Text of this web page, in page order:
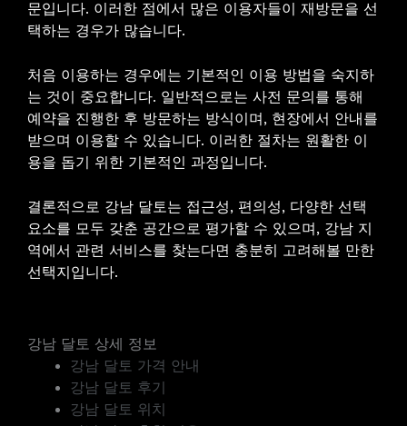
문입니다. 이러한 점에서 많은 이용자들이 재방문을 선
택하는 경우가 많습니다.
처음 이용하는 경우에는 기본적인 이용 방법을 숙지하
는 것이 중요합니다. 일반적으로는 사전 문의를 통해
예약을 진행한 후 방문하는 방식이며, 현장에서 안내를
받으며 이용할 수 있습니다. 이러한 절차는 원활한 이
용을 돕기 위한 기본적인 과정입니다.
결론적으로 강남 달토는 접근성, 편의성, 다양한 선택
요소를 모두 갖춘 공간으로 평가할 수 있으며, 강남 지
역에서 관련 서비스를 찾는다면 충분히 고려해볼 만한
선택지입니다.
강남 달토 상세 정보
강남 달토 가격 안내
강남 달토 후기
강남 달토 위치